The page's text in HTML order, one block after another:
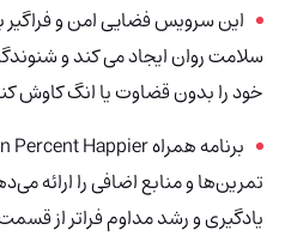
این سرویس فضایی امن و فراگیر
سلامت روان ایجاد می کند و
خود را بدون قضاوت یا انگ کاوش
تمرین‌ها و منابع اضافی را ارائه
یادگیری و رشد مداوم فراتر از